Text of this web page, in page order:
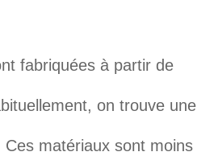
fabriquées à partir de
on trouve une
matériaux sont moins